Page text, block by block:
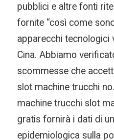
pubblici e altre fonti
fornite “così come
apparecchi tecnologici
Cina. Abbiamo
scommesse che
slot machine trucchi
machine trucchi slot
gratis fornirà i dati di
epidemiologica sulla